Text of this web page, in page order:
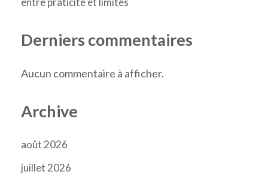
Derniers commentaires
Aucun commentaire à afficher.
Archive
août 2026
juillet 2026